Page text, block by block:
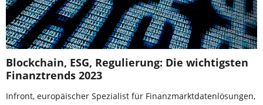
Blockchain, ESG, Regulierung: Die wichtigsten
Finanztrends 2023
Infront, europäischer Spezialist für Finanzmarktdatenlösungen,